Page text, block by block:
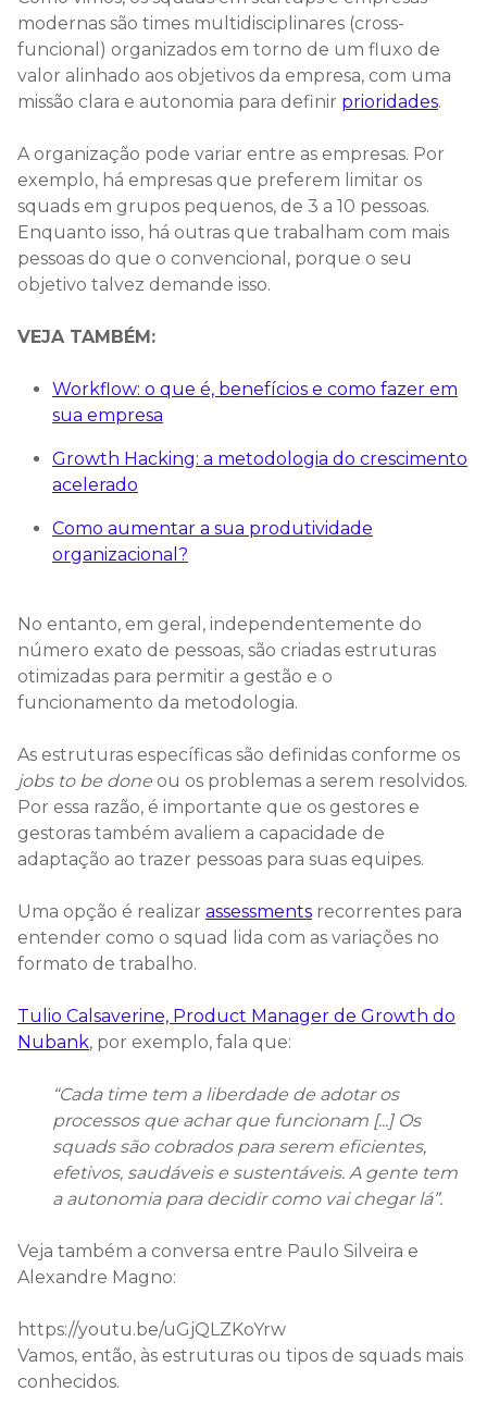
modernas são times multidisciplinares (cross-
funcional) organizados em torno de um fluxo de
valor alinhado aos objetivos da empresa, com uma
missão clara e autonomia para definir prioridades.
A organização pode variar entre as empresas. Por
exemplo, há empresas que preferem limitar os
squads em grupos pequenos, de 3 a 10 pessoas.
Enquanto isso, há outras que trabalham com mais
pessoas do que o convencional, porque o seu
objetivo talvez demande isso.
VEJA TAMBÉM:
Workflow: o que é, benefícios e como fazer em
sua empresa
Growth Hacking: a metodologia do crescimento
acelerado
Como aumentar a sua produtividade
organizacional?
No entanto, em geral, independentemente do
número exato de pessoas, são criadas estruturas
otimizadas para permitir a gestão e o
funcionamento da metodologia.
As estruturas específicas são definidas conforme os
jobs to be done ou os problemas a serem resolvidos.
Por essa razão, é importante que os gestores e
gestoras também avaliem a capacidade de
adaptação ao trazer pessoas para suas equipes.
Uma opção é realizar assessments recorrentes para
entender como o squad lida com as variações no
formato de trabalho.
Tulio Calsaverine, Product Manager de Growth do
Nubank, por exemplo, fala que:
“Cada time tem a liberdade de adotar os
processos que achar que funcionam [...] Os
squads são cobrados para serem eficientes,
efetivos, saudáveis e sustentáveis. A gente tem
a autonomia para decidir como vai chegar lá”.
Veja também a conversa entre Paulo Silveira e
Alexandre Magno:
https://youtu.be/uGjQLZKoYrw
Vamos, então, às estruturas ou tipos de squads mais
conhecidos.